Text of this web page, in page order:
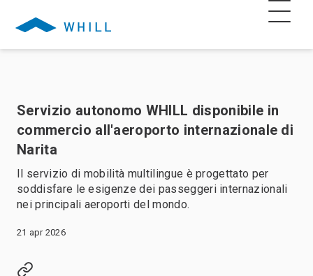
Servizio autonomo WHILL disponibile in
commercio all'aeroporto internazionale di
Narita
Il servizio di mobilità multilingue è progettato per
soddisfare le esigenze dei passeggeri internazionali
nei principali aeroporti del mondo.
21 apr 2026